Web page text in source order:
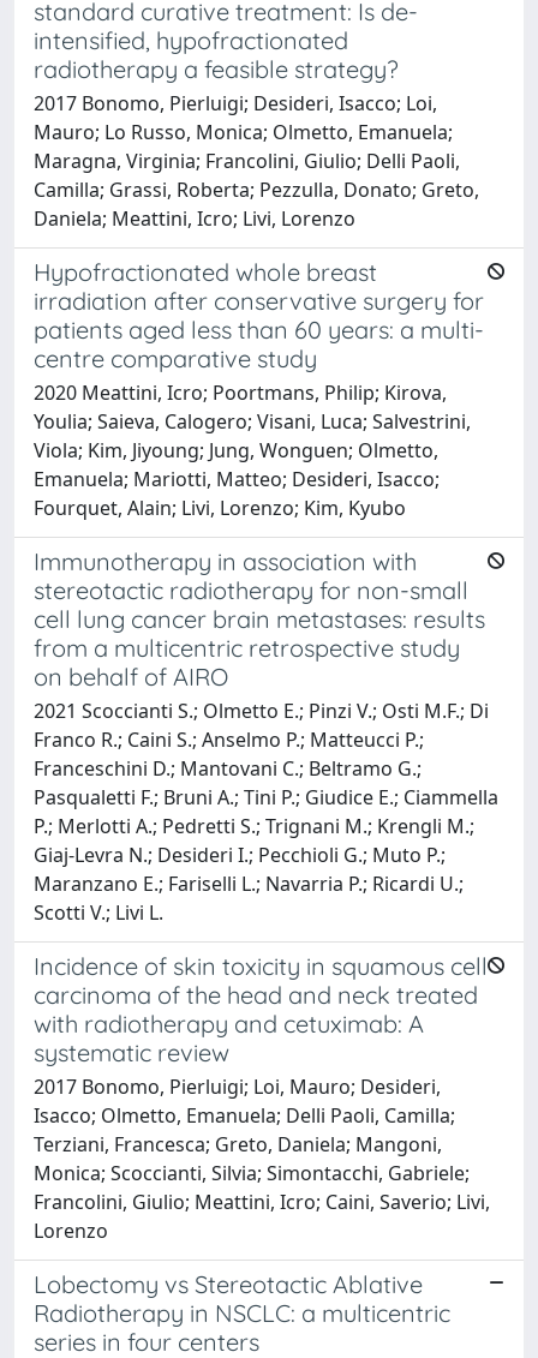
standard curative treatment: Is de-
intensified, hypofractionated
radiotherapy a feasible strategy?
2017 Bonomo, Pierluigi; Desideri, Isacco; Loi,
Mauro; Lo Russo, Monica; Olmetto, Emanuela;
Maragna, Virginia; Francolini, Giulio; Delli Paoli,
Camilla; Grassi, Roberta; Pezzulla, Donato; Greto,
Daniela; Meattini, Icro; Livi, Lorenzo
Hypofractionated whole breast
irradiation after conservative surgery for
patients aged less than 60 years: a multi-
centre comparative study
2020 Meattini, Icro; Poortmans, Philip; Kirova,
Youlia; Saieva, Calogero; Visani, Luca; Salvestrini,
Viola; Kim, Jiyoung; Jung, Wonguen; Olmetto,
Emanuela; Mariotti, Matteo; Desideri, Isacco;
Fourquet, Alain; Livi, Lorenzo; Kim, Kyubo
Immunotherapy in association with
stereotactic radiotherapy for non-small
cell lung cancer brain metastases: results
from a multicentric retrospective study
on behalf of AIRO
2021 Scoccianti S.; Olmetto E.; Pinzi V.; Osti M.F.; Di
Franco R.; Caini S.; Anselmo P.; Matteucci P.;
Franceschini D.; Mantovani C.; Beltramo G.;
Pasqualetti F.; Bruni A.; Tini P.; Giudice E.; Ciammella
P.; Merlotti A.; Pedretti S.; Trignani M.; Krengli M.;
Giaj-Levra N.; Desideri I.; Pecchioli G.; Muto P.;
Maranzano E.; Fariselli L.; Navarria P.; Ricardi U.;
Scotti V.; Livi L.
Incidence of skin toxicity in squamous cell
carcinoma of the head and neck treated
with radiotherapy and cetuximab: A
systematic review
2017 Bonomo, Pierluigi; Loi, Mauro; Desideri,
Isacco; Olmetto, Emanuela; Delli Paoli, Camilla;
Terziani, Francesca; Greto, Daniela; Mangoni,
Monica; Scoccianti, Silvia; Simontacchi, Gabriele;
Francolini, Giulio; Meattini, Icro; Caini, Saverio; Livi,
Lorenzo
Lobectomy vs Stereotactic Ablative
Radiotherapy in NSCLC: a multicentric
series in four centers